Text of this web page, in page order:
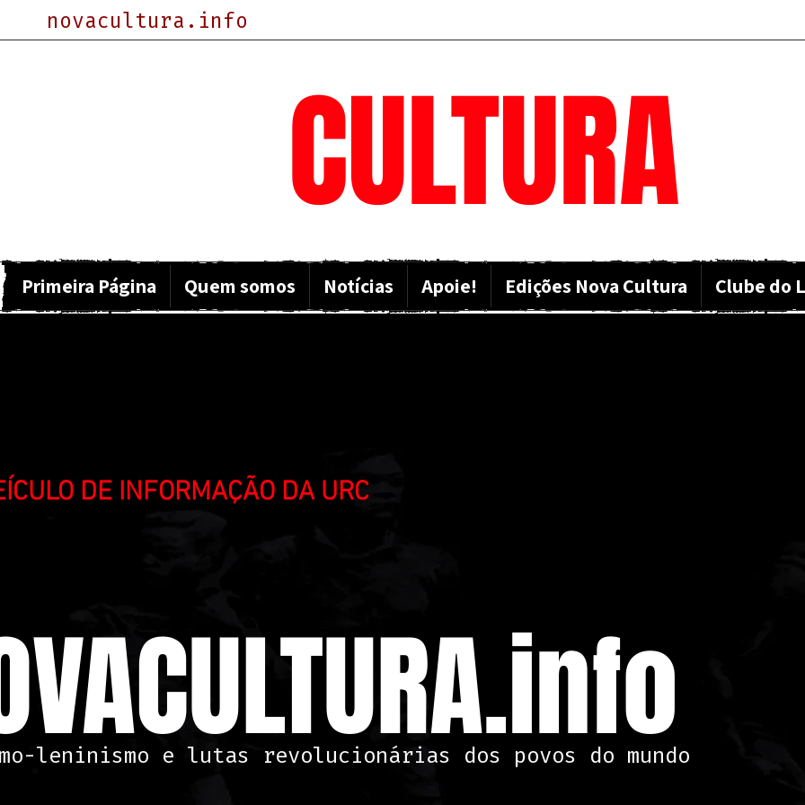
novacultura.info
CULTURA
Primeira Página Quem somos Notícias Apoie! Edições Nova Cultura Clube do
DE INFORMAÇÃO DA URC
leninismo e lutas revolucionárias dos povos do mundo